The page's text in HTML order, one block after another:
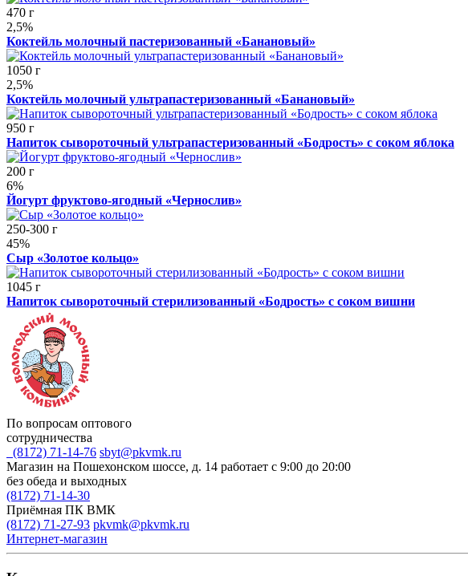
470 г
2,5%
Коктейль молочный пастеризованный «Банановый»
1050 г
2,5%
Коктейль молочный ультрапастеризованный «Банановый»
950 г
Напиток сывороточный ультрапастеризованный «Бодрость» с соком яблока
200 г
6%
Йогурт фруктово-ягодный «Чернослив»
250-300 г
45%
Сыр «Золотое кольцо»
1045 г
Напиток сывороточный стерилизованный «Бодрость» с соком вишни
По вопросам оптового
сотрудничества
(8172) 71-14-76 sbyt@pkvmk.ru
Магазин на Пошехонском шоссе, д. 14 работает с 9:00 до 20:00
без обеда и выходных
(8172) 71-14-30
Приёмная ПК ВМК
(8172) 71-27-93 pkvmk@pkvmk.ru
Интернет-магазин